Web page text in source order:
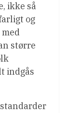
ikke så
og
større
indgås